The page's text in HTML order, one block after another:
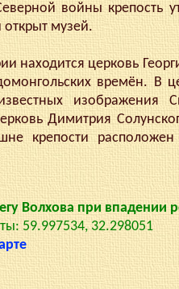
войны крепость
открыт музей.
находится церковь
времён. В
изображения
Димитрия
крепости
Волхова при впадении
59.997534, 32.298051